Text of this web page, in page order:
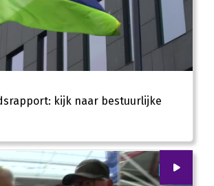
kijk naar bestuurlijke